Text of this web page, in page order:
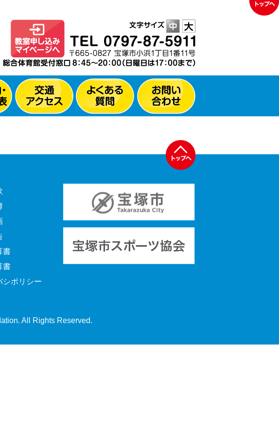
書
書
シポリシー
All Rights Reserved.